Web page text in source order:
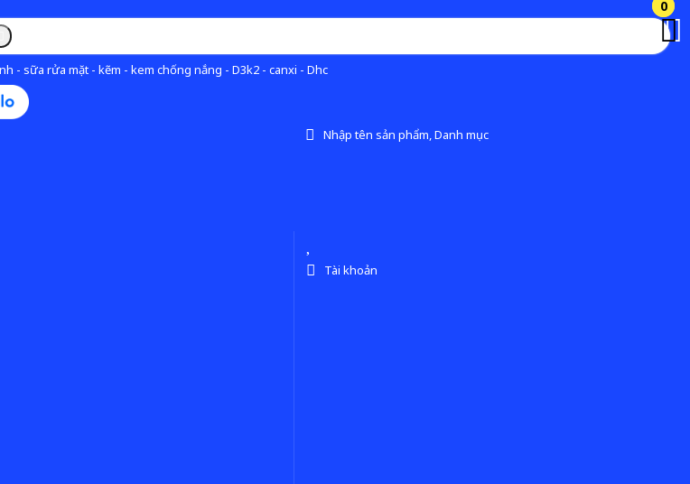
- sữa rửa mặt - kẽm - kem chống nắng - D3k2 - canxi - Dhc
Nhập tên sản phẩm, Danh mục
0
Tài khoản
0